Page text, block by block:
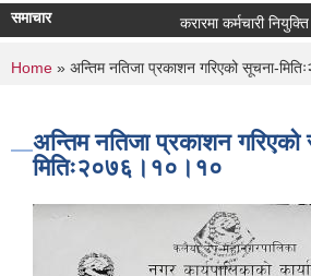
समाचार करारमा कर्मचारी
You are here
Home » अन्तिम नतिजा प्रकाशन गरिएको सूचना-
अन्तिम नतिजा प्रकाशन
मितिः२०७६।१०।१०